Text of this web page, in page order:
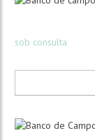
sob consulta